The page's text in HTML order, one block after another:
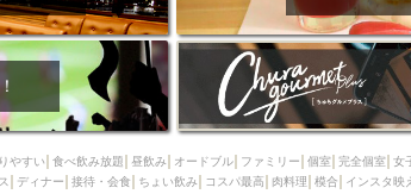
やすい 食べ飲み放題 昼飲み オードブル ファミリー 個室 完全個室 女
ディナー 接待・会食 ちょい飲み コスパ最高 肉料理 模合 インスタ映